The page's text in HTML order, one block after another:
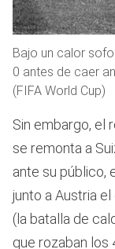
Bajo un calor
0 antes de caer
(FIFA World Cup)
Sin embargo, el
se remonta a
ante su público,
junto a Austria
(la batalla de
que rozaban los